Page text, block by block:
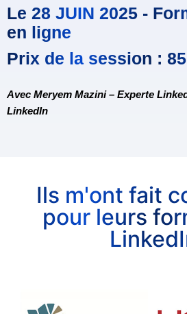
Le 28 JUIN 2025 -
en ligne
Prix de la session :
Avec Meryem Mazini – Experte
LinkedIn
Ils m'ont fait
pour leurs